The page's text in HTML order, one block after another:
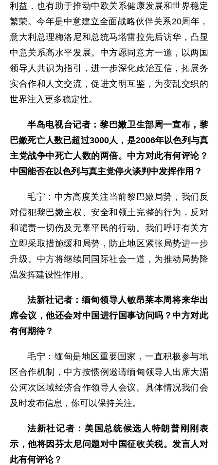
利益，也有助于推动中欧关系健康发展和世界稳定
繁荣。今年是中意建立全面战略伙伴关系20周年，
意大利总理梅洛尼和总统马塔雷拉先后访华，凸显
中意关系高水平发展。中方愿同意方一道，以两国
领导人共识为指引，进一步深化政治互信，拓展务
实合作和人文交流，促进文明互鉴，为变乱交织的
世界注入更多稳定性。
半岛电视台记者：黎巴嫩卫生部周一宣布，黎
巴嫩死亡人数已超过3000人，是2006年以色列与真
主党战争中死亡人数的两倍。中方对此有何评论？
中国能否在以色列与真主党停火谈判中发挥作用？
毛宁：中方高度关注当前黎巴嫩局势，我们反
对侵犯黎巴嫩主权、安全和领土完整的行为，反对
和谴责一切伤及无辜平民的行动。我们呼吁有关方
立即采取措施缓和局势，防止地区紧张局势进一步
升级。中方将继续同国际社会一道，为推动局势降
温发挥建设性作用。
法新社记者：缅甸领导人敏昂莱本周将来华出
席会议，他还会对中国进行国事访问吗？中方对此
有何期待？
毛宁：缅甸是地区重要国家，一直积极参与地
区合作机制，中方按惯例邀请缅甸领导人出席大湄
公河次区域经济合作领导人会议。具体情况我们会
及时发布信息，你可以保持关注。
法新社记者：美国总统候选人特朗普刚刚表
示，他将因芬太尼问题对中国征收关税。发言人对
此有何评论？